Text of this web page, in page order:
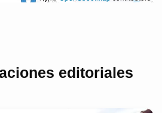
editoriales